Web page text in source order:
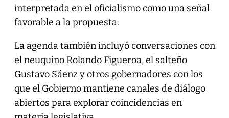
interpretada en el oficialismo como una señal
favorable a la propuesta.
La agenda también incluyó conversaciones con
el neuquino Rolando Figueroa, el salteño
Gustavo Sáenz y otros gobernadores con los
que el Gobierno mantiene canales de diálogo
abiertos para explorar coincidencias en